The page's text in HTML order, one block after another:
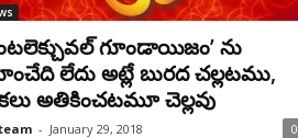
గూండాయిజం’ ను
లేదు అట్లే బురద చల్లటము,
అతికించటమూ చెల్లవు
- January 29, 2018 0